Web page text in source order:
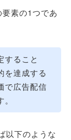
素の1つであ
すること
を達成する
で広告配信
以下のような